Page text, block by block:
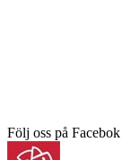
Följ oss på Facebok